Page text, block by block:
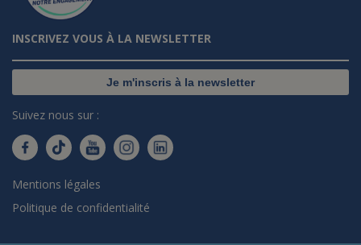
INSCRIVEZ VOUS À LA NEWSLETTER
Je m'inscris à la newsletter
Suivez nous sur :
Mentions légales
Politique de confidentialité